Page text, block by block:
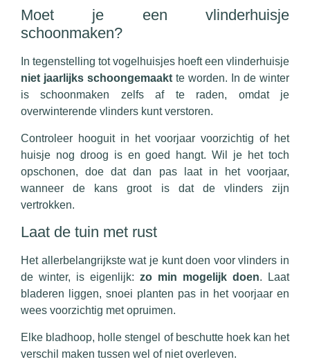
Moet je een vlinderhuisje
schoonmaken?
In tegenstelling tot vogelhuisjes hoeft een vlinderhuisje
niet jaarlijks schoongemaakt te worden. In de winter
is schoonmaken zelfs af te raden, omdat je
overwinterende vlinders kunt verstoren.
Controleer hooguit in het voorjaar voorzichtig of het
huisje nog droog is en goed hangt. Wil je het toch
opschonen, doe dat dan pas laat in het voorjaar,
wanneer de kans groot is dat de vlinders zijn
vertrokken.
Laat de tuin met rust
Het allerbelangrijkste wat je kunt doen voor vlinders in
de winter, is eigenlijk: zo min mogelijk doen. Laat
bladeren liggen, snoei planten pas in het voorjaar en
wees voorzichtig met opruimen.
Elke bladhoop, holle stengel of beschutte hoek kan het
verschil maken tussen wel of niet overleven.